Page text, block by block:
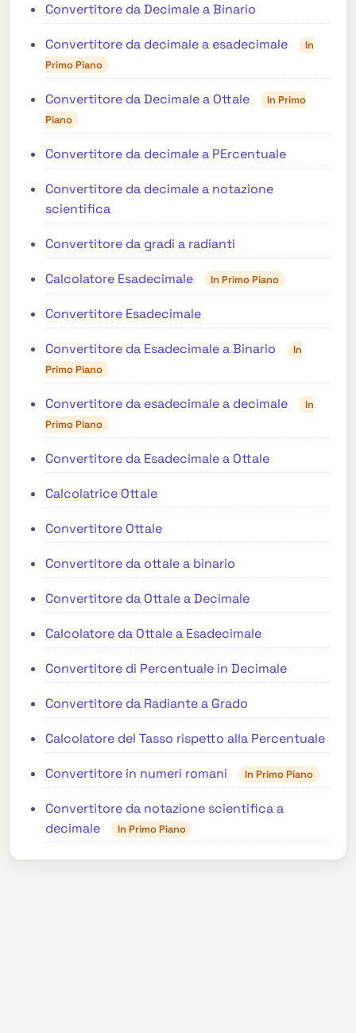
Convertitore da Decimale a Binario
Convertitore da decimale a esadecimale
In
Primo Piano
Convertitore da Decimale a Ottale
In Primo
Piano
Convertitore da decimale a PErcentuale
Convertitore da decimale a notazione
scientifica
Convertitore da gradi a radianti
Calcolatore Esadecimale In Primo Piano
Convertitore Esadecimale
Convertitore da Esadecimale a Binario
In
Primo Piano
Convertitore da esadecimale a decimale
In
Primo Piano
Convertitore da Esadecimale a Ottale
Calcolatrice Ottale
Convertitore Ottale
Convertitore da ottale a binario
Convertitore da Ottale a Decimale
Calcolatore da Ottale a Esadecimale
Convertitore di Percentuale in Decimale
Convertitore da Radiante a Grado
Calcolatore del Tasso rispetto alla Percentuale
Convertitore in numeri romani In Primo Piano
Convertitore da notazione scientifica a
decimale
In Primo Piano